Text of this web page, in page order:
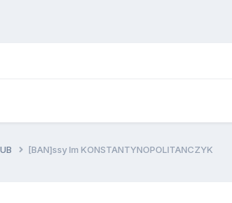
[BAN]ssy Im KONSTANTYNOPOLITANCZYK